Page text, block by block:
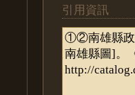
引用資訊